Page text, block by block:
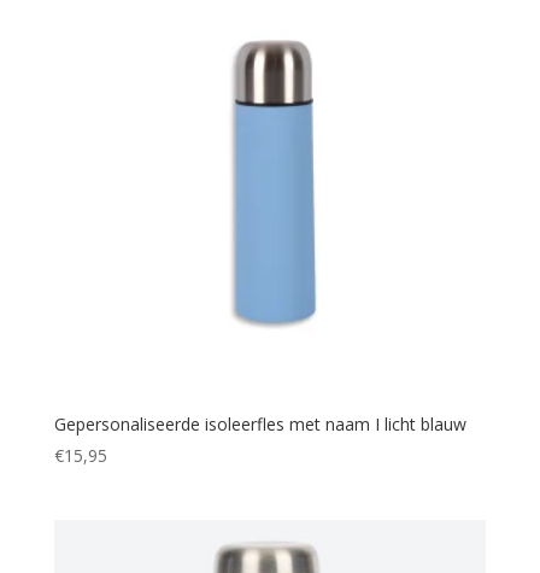
Gepersonaliseerde isoleerfles met naam I licht blauw
€15,95